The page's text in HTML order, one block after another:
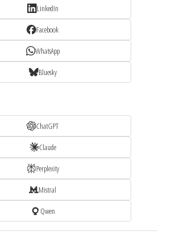
LinkedIn
Facebook
WhatsApp
Bluesky
ChatGPT
Claude
Perplexity
Mistral
Qwen